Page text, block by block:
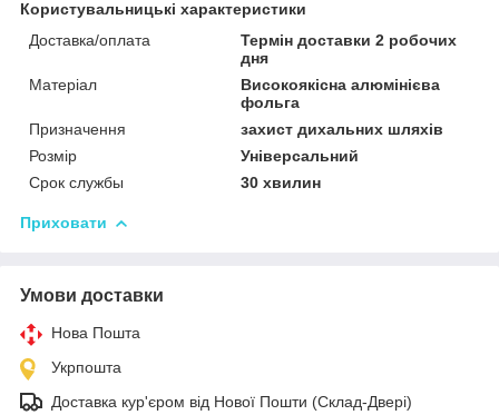
Користувальницькі характеристики
Доставка/оплата
Термін доставки 2 робочих
дня
Матеріал
Високоякісна алюмінієва
фольга
Призначення
захист дихальних шляхів
Розмір
Універсальний
Срок службы
30 хвилин
Приховати
Умови доставки
Нова Пошта
Укрпошта
Доставка кур'єром від Нової Пошти (Склад-Двері)